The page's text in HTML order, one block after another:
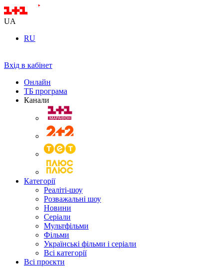
UA
RU
Вхід в кабінет
Онлайн
ТБ програма
Канали
Категорії
Реаліті-шоу
Розважальні шоу
Новини
Серіали
Мультфільми
Фільми
Українські фільми і серіали
Всі категорії
Всі проєкти